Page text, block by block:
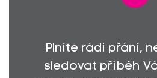
Plníte rádi přání,
sledovat příběh